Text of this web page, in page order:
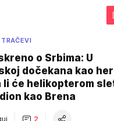
o Srbima: U
dočekana kao
li će helikopterom
kao Brena
2